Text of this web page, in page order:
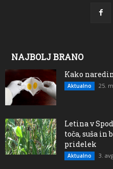
NAJBOLJ BRANO
Kako
Aktualno 25.
Letina v
toča, suša
pridelek
Aktualno 3.